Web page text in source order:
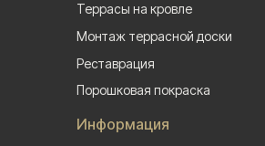
Террасы на кровле
Монтаж террасной доски
Реставрация
Порошковая покраска
Информация